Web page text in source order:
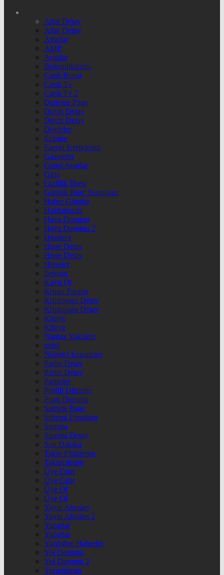
Altın Detay
Altın Detay
Altınlar
AMP
Ayarlar
Beğendiklerim
Canlı Borsa
Canlı Tv
Canlı Tv 2
Deneme Page
Döviz Detay
Döviz Detay
Dövizler
Eczane
Favori İçeriklerim
Gazeteler
Genel Ayarlar
Giriş
Gizlilik İlkesi
Günlük Burç Yorumları
Haber Gönder
Hakkımızda
Hava Durumu
Hava Durumu 2
Header4
Hisse Detay
Hisse Detay
Hisseler
İletişim
Kayıt Ol
Kripto Paralar
Kriptopara Detay
Kriptopara Detay
Künye
Künye
Namaz Vakitleri
nnbil
Nöbetçi Eczaneler
Parite Detay
Parite Detay
Pariteler
Profili Düzenle
Puan Durumu
Sample Page
Şifremi Unuttum
Sinema
Sinema Detay
Son Dakika
Takip Ettiklerim
Takipçilerim
Üye Giriş
Üye Giriş
Üye Ol
Üye Ol
Yayın Akışları
Yayın Akışları 2
Yazarlar
Yazarlar
Yazdığım Haberler
Yol Durumu
Yol Durumu 2
Yorumlarım